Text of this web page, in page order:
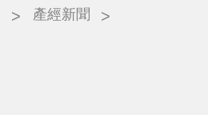
產經新聞